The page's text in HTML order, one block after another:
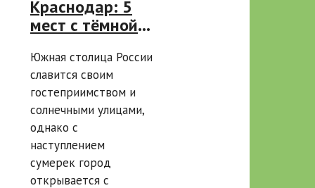
Краснодар: 5
мест с тёмной
жуткой
атмосферой
Южная столица России
славится своим
гостеприимством и
солнечными улицами,
однако с
наступлением
сумерек город
открывается с